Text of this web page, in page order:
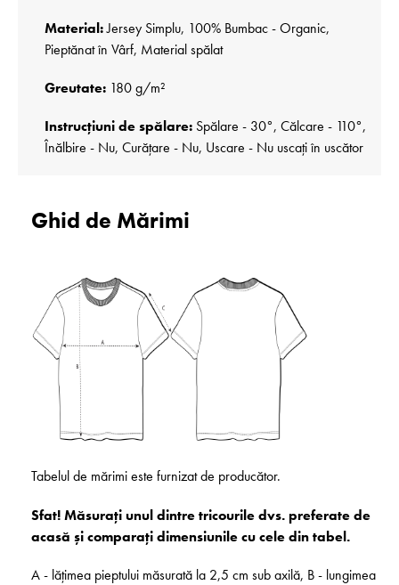
Material:Jersey Simplu, 100% Bumbac - Organic,
Pieptănat în Vârf, Material spălat
Greutate: 180 g/m²
Instrucțiuni de spălare: Spălare - 30°, Călcare - 110°,
Înălbire - Nu, Curățare - Nu, Uscare - Nu uscați în uscător
Ghid de Mărimi
Tabelul de mărimi este furnizat de producător.
Sfat! Măsurați unul dintre tricourile dvs. preferate de
acasă și comparați dimensiunile cu cele din tabel.
A - lățimea pieptului măsurată la 2,5 cm sub axilă, B - lungimea